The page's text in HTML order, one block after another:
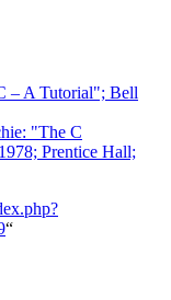
– A Tutorial"; Bell
"The C
Prentice Hall;
“